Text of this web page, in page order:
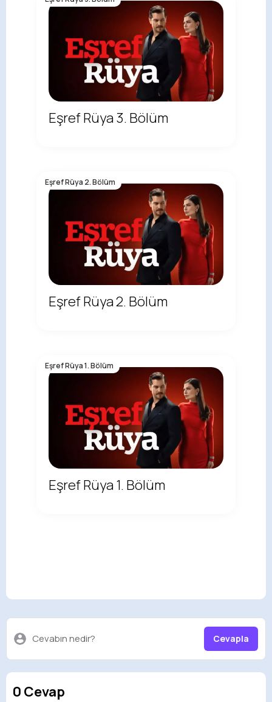
Eşref Rüya 3. Bölüm
Eşref Rüya 2. Bölüm
Eşref Rüya 2. Bölüm
Eşref Rüya 1. Bölüm
Eşref Rüya 1. Bölüm
Cevabın nedir? Cevapla
0 Cevap